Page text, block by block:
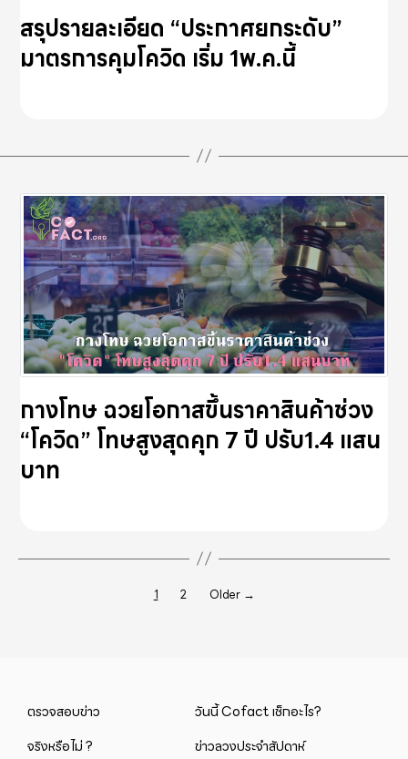
สรุปรายละเอียด “ประกาศยกระดับ”
มาตรการคุมโควิด เริ่ม 1พ.ค.นี้
กางโทษ ฉวยโอกาสขึ้นราคาสินค้าช่วง
“โควิด” โทษสูงสุดคุก 7 ปี ปรับ1.4 แสน
บาท
1 2 Older →
ตรวจสอบข่าว
วันนี้ Cofact เช็กอะไร?
จริงหรือไม่ ?
ข่าวลวงประจำสัปดาห์